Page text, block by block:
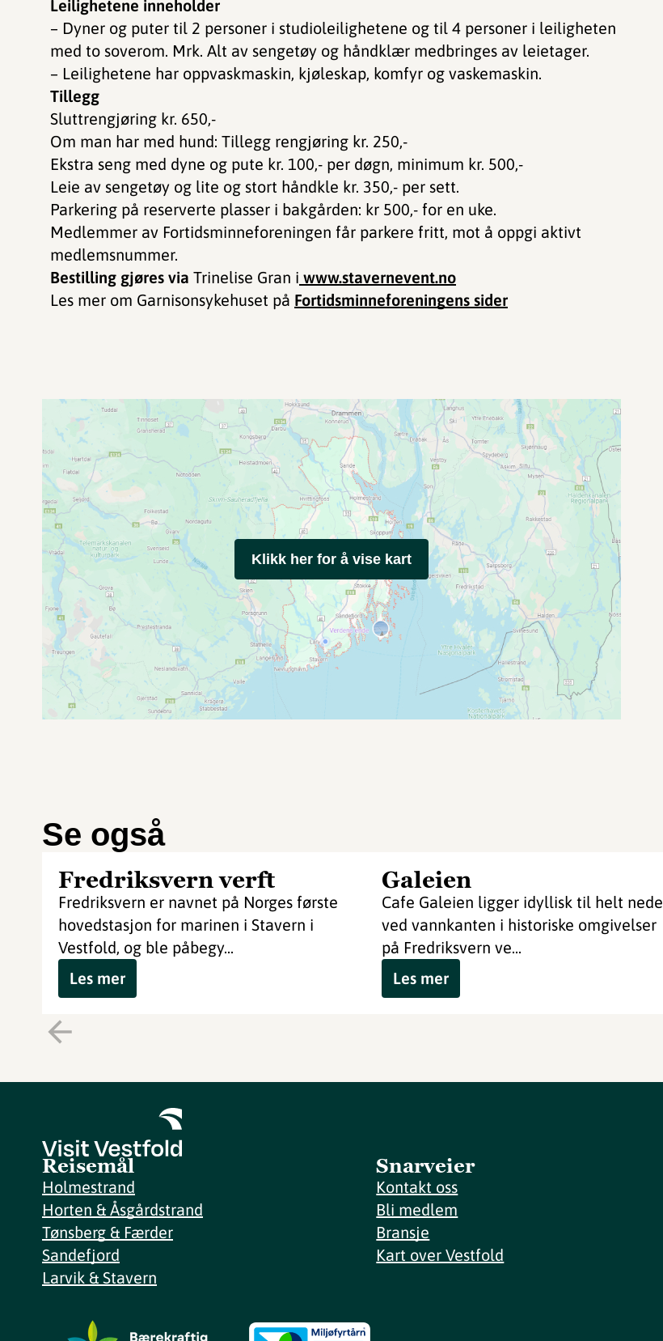
Leilighetene inneholder
– Dyner og puter til 2 personer i studioleilighetene og til 4 personer i leiligheten
med to soverom. Mrk. Alt av sengetøy og håndklær medbringes av leietager.
– Leilighetene har oppvaskmaskin, kjøleskap, komfyr og vaskemaskin.
Tillegg
Sluttrengjøring kr. 650,-
Om man har med hund: Tillegg rengjøring kr. 250,-
Ekstra seng med dyne og pute kr. 100,- per døgn, minimum kr. 500,-
Leie av sengetøy og lite og stort håndkle kr. 350,- per sett.
Parkering på reserverte plasser i bakgården: kr 500,- for en uke.
Medlemmer av Fortidsminneforeningen får parkere fritt, mot å oppgi aktivt
medlemsnummer.
Bestilling gjøres via Trinelise Gran i www.stavernevent.no
Les mer om Garnisonsykehuset på Fortidsminneforeningens sider
Klikk her for å vise kart
Se også
Fredriksvern verft
Fredriksvern er navnet på Norges første
hovedstasjon for marinen i Stavern i
Vestfold, og ble påbegy...
Les mer
Galeien
Cafe Galeien ligger idyllisk til helt nede
ved vannkanten i historiske omgivelser
på Fredriksvern ve...
Les mer
Reisemål
Holmestrand
Horten & Åsgårdstrand
Tønsberg & Færder
Sandefjord
Larvik & Stavern
Snarveier
Kontakt oss
Bli medlem
Bransje
Kart over Vestfold